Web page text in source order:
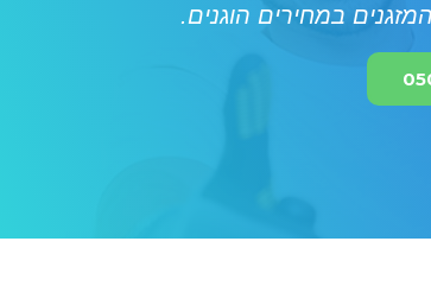
במחירים הוגנים.